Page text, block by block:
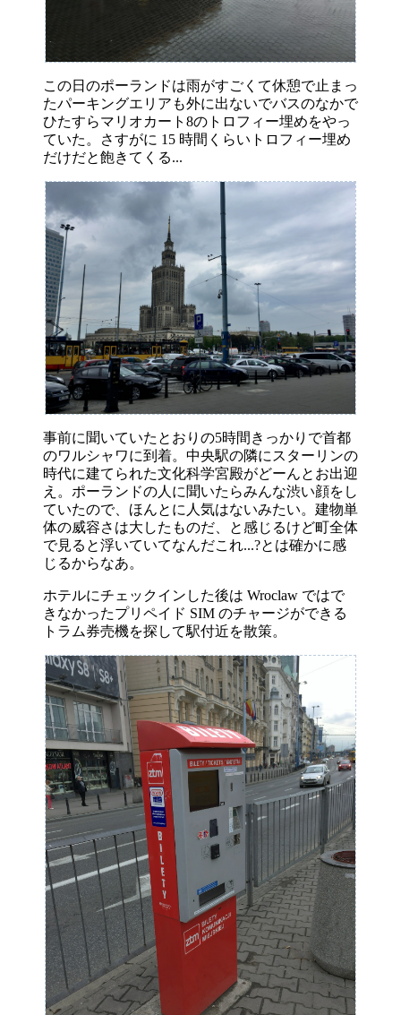
この日のポーランドは雨がすごくて休憩で止まっ
たパーキングエリアも外に出ないでバスのなかで
ひたすらマリオカート8のトロフィー埋めをやっ
ていた。さすがに 15 時間くらいトロフィー埋め
だけだと飽きてくる...
事前に聞いていたとおりの5時間きっかりで首都
のワルシャワに到着。中央駅の隣にスターリンの
時代に建てられた文化科学宮殿がどーんとお出迎
え。ポーランドの人に聞いたらみんな渋い顔をし
ていたので、ほんとに人気はないみたい。建物単
体の威容さは大したものだ、と感じるけど町全体
で見ると浮いていてなんだこれ...?とは確かに感
じるからなあ。
ホテルにチェックインした後は Wroclaw ではで
きなかったプリペイド SIM のチャージができる
トラム券売機を探して駅付近を散策。